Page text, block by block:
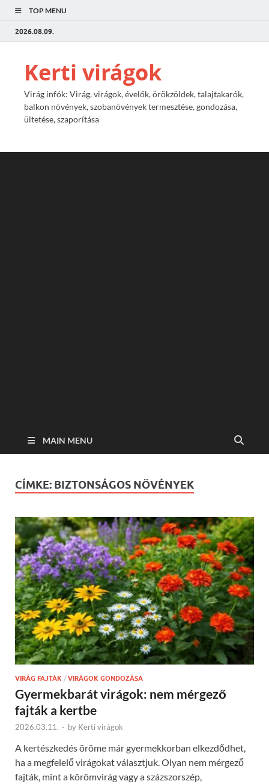
TOP MENU
2026.08.09.
Kerti virágok
Virág infók: Virág, virágok, évelők, örökzöldek, talajtakarók,
balkon növények, szobanövények termesztése, gondozása,
ültetése, szaporítása
MAIN MENU
CÍMKE: BIZTONSÁGOS NÖVÉNYEK
VIRÁG FAJTÁK / VIRÁGOK GONDOZÁSA
Gyermekbarát virágok: nem mérgező
fajták a kertbe
2026.03.11. - by Kerti virágok
A kertészkedés öröme már gyermekkorban elkezdődhet,
ha a megfelelő virágokat választjuk. Olyan nem mérgező
fajták, mint a körömvirág vagy a százszorszép,